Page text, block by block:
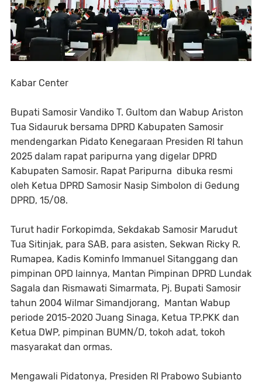
Kabar Center
Bupati Samosir Vandiko T. Gultom dan Wabup Ariston
Tua Sidauruk bersama DPRD Kabupaten Samosir
mendengarkan Pidato Kenegaraan Presiden RI tahun
2025 dalam rapat paripurna yang digelar DPRD
Kabupaten Samosir. Rapat Paripurna dibuka resmi
oleh Ketua DPRD Samosir Nasip Simbolon di Gedung
DPRD, 15/08.
Turut hadir Forkopimda, Sekdakab Samosir Marudut
Tua Sitinjak, para SAB, para asisten, Sekwan Ricky R.
Rumapea, Kadis Kominfo Immanuel Sitanggang dan
pimpinan OPD lainnya, Mantan Pimpinan DPRD Lundak
Sagala dan Rismawati Simarmata, Pj. Bupati Samosir
tahun 2004 Wilmar Simandjorang, Mantan Wabup
periode 2015-2020 Juang Sinaga, Ketua TP.PKK dan
Ketua DWP, pimpinan BUMN/D, tokoh adat, tokoh
masyarakat dan ormas.
Mengawali Pidatonya, Presiden RI Prabowo Subianto